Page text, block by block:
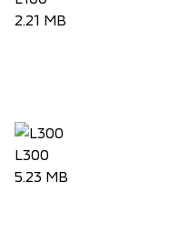
2.21 MB
L300
5.23 MB